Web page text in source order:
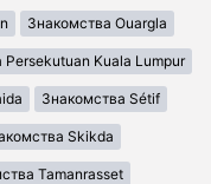
Знакомства Ouargla
Persekutuan Kuala Lumpur
Знакомства Sétif
Skikda
Tamanrasset